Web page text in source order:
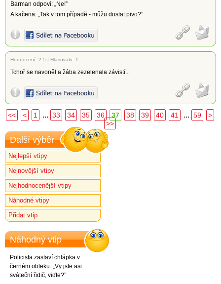
Barman odpoví: „Ne!”
A kačena: „Tak v tom případě - můžu dostat pivo?”
Hodnocení: 2.5 | Hlasovalo: 1
Tchoř se navoněl a žába zezelenala závistí...
<< < 1 ... 33 34 35 36 37 38 39 40 41 ... 59
>
>>
Další výběr
Nejlepší vtipy
Nejnovější vtipy
Nejhodnocenější vtipy
Náhodné vtipy
Přidat vtip
Náhodný vtip
Policista zastaví chlápka v
černém obleku: „Vy jste asi
sváteční řidič, viďte?”